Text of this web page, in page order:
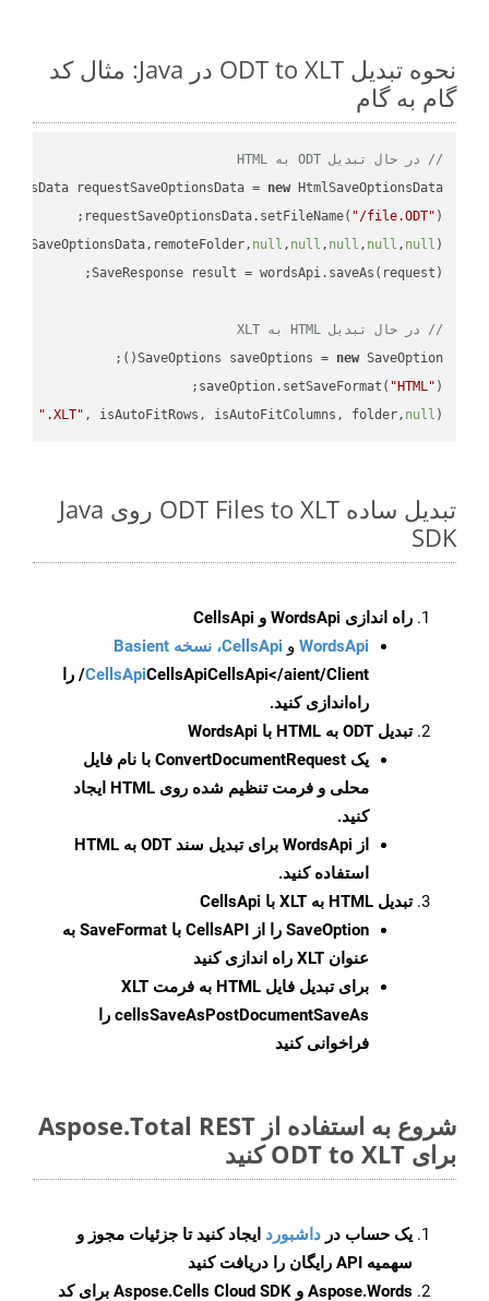
نحوه تبدیل ODT to XLT در Java: مثال کد
گام به گام
// در حال تبدیل ODT به HTML
requestSaveOptionsData = new
requestSaveOptionsData.setFileName( "/file.ODT"
null , null , null , null , null
// در حال تبدیل HTML به XLT
SaveOptions saveOptions = new
saveOption.setSaveFormat( "HTML"
".XLT" , isAutoFitRows, isAutoFitColumns, folder, null );
تبدیل ساده ODT Files to XLT روی Java
SDK
راه اندازی WordsApi و CellsApi
WordsApi و CellsApi، نسخه Basient
CellsApiCellsApi
CellsApi</aient/Client/ را
راه‌اندازی کنید.
تبدیل ODT به HTML با WordsApi
یک ConvertDocumentRequest با نام فایل
محلی و فرمت تنظیم شده روی HTML ایجاد
کنید.
از WordsApi برای تبدیل سند ODT به HTML
استفاده کنید.
تبدیل HTML به XLT با CellsApi
SaveOption
را از CellsAPI با SaveFormat به
عنوان XLT راه اندازی کنید
برای تبدیل فایل HTML به فرمت
XLT
cellsSaveAsPostDocumentSaveAs را
فراخوانی کنید
شروع به استفاده از Aspose.Total REST
برای ODT to XLT کنید
یک حساب در داشبورد ایجاد کنید تا جزئیات مجوز و
سهمیه API رایگان را دریافت کنید
Aspose.Words و Aspose.Cells Cloud SDK برای کد